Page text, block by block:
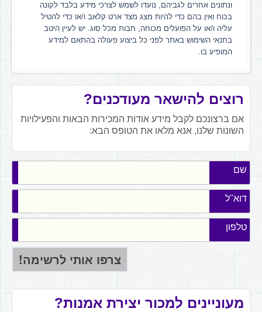
ונתונים אחרים לגביהם, נועדו לשמש לצרכי מידע בלבד לקונה
בכוח ואין בהם כדי להיות מצג מצד ארט קלאב ו/או כדי להטיל
עליה ו/או על הפועלים מכוחה, חבות מכל סוג. יש לעיין היטב
בתנאי השימוש באתר לפני כל ביצוע פעולה בהתאם למידע
המופיע בו.
רוצים להישאר מעודכנים?
אם ברצונכם לקבל מידע אודות המכירות הבאות והפעילויות
השונות שלנו, אנא מלאו את הטופס הבא:
שם
דוא"ל
טלפון
מעוניינים למכור יצירת אמנות?